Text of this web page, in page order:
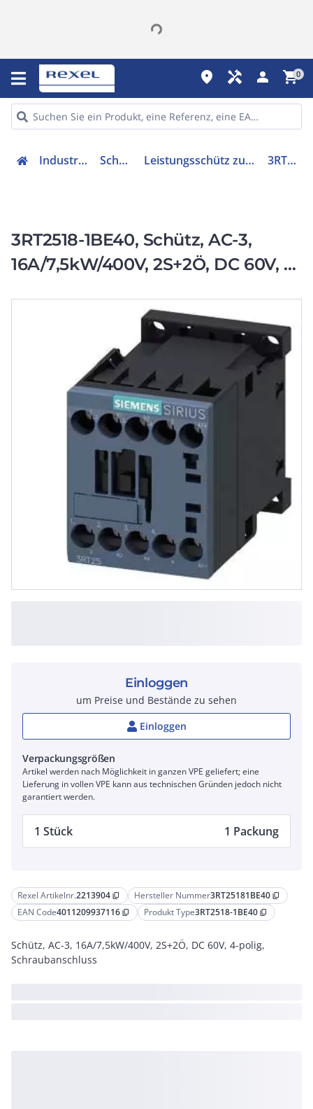
place handyman person shopping_cart0
Industriekomponenten Schütze & Relais Leistungsschütz zum Schalten von Wechselstrom 3RT25181BE40
3RT2518-1BE40, Schütz, AC-3,
16A/7,5kW/400V, 2S+2Ö, DC 60V, 4-
Rexel Artikelnr.2213904 content_copy Hersteller Nummer3RT25181BE40 content_copy
EAN Code4011209937116 content_copy Produkt Type3RT2518-1BE40 content_copy
Schütz, AC-3, 16A/7,5kW/400V, 2S+2Ö, DC 60V, 4-polig,
Schraubanschluss
Einloggen
um Preise und Bestände zu sehen
Einloggen
Verpackungsgrößen
Artikel werden nach Möglichkeit in ganzen VPE geliefert; eine
Lieferung in vollen VPE kann aus technischen Gründen jedoch nicht
garantiert werden.
1 Stück 1 Packung